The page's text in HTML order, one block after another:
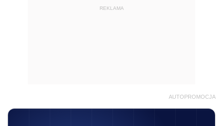
REKLAMA
AUTOPROMOCJA